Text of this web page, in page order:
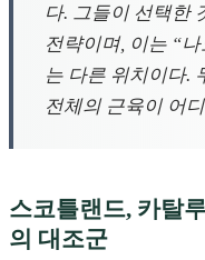
다. 그들이 선택한
전략이며, 이는 “
는 다른 위치이다.
전체의 근육이 어
스코틀랜드, 카탈
의 대조군